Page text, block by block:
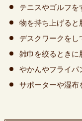
テニスやゴルフを
物を持ち上げると
デスクワークをし
雑巾を絞るときに
やかんやフライパ
サポーターや湿布